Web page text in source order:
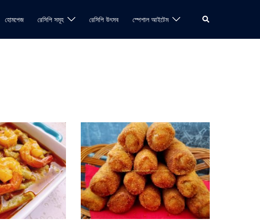
হোমপেজ রেসিপি সমূহ রেসিপি উৎসব স্পেশাল আইটেম Search